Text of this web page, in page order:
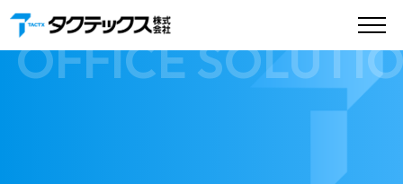
オフィスソリューション実績一覧
OFFICE